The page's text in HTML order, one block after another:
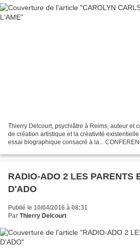
Thierry Delcourt, psychiâtre à Reims, auteur et
de création artistique et la créativité
essai biographique consacré à la...
RADIO-ADO 2 LES PARENTS
D'ADO
Publié le 10/04/2016 à 08:31
Par Thierry Delcourt